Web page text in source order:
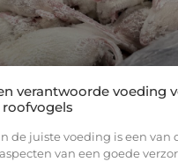
verantwoorde voeding
de juiste voeding is een van
van een goede